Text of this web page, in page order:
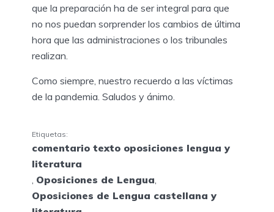
que la preparación ha de ser integral para que
no nos puedan sorprender los cambios de última
hora que las administraciones o los tribunales
realizan.
Como siempre, nuestro recuerdo a las víctimas
de la pandemia. Saludos y ánimo.
Etiquetas:
comentario texto oposiciones lengua y
literatura
Oposiciones de Lengua
Oposiciones de Lengua castellana y